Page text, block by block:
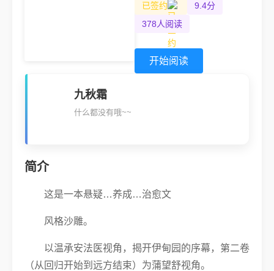
已签约
9.4分
378人阅读
开始阅读
九秋霜
什么都没有哦~~
简介
这是一本悬疑…养成…治愈文
风格沙雕。
以温承安法医视角，揭开伊甸园的序幕，第二卷
（从回归开始到远方结束）为蒲望舒视角。